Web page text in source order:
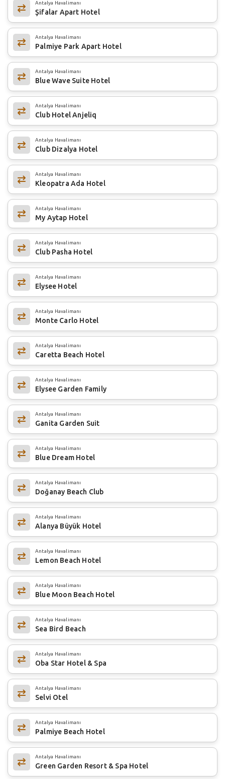
Antalya Havalimanı
Şifalar Apart Hotel
Antalya Havalimanı
Palmiye Park Apart Hotel
Antalya Havalimanı
Blue Wave Suite Hotel
Antalya Havalimanı
Club Hotel Anjeliq
Antalya Havalimanı
Club Dizalya Hotel
Antalya Havalimanı
Kleopatra Ada Hotel
Antalya Havalimanı
My Aytap Hotel
Antalya Havalimanı
Club Pasha Hotel
Antalya Havalimanı
Elysee Hotel
Antalya Havalimanı
Monte Carlo Hotel
Antalya Havalimanı
Caretta Beach Hotel
Antalya Havalimanı
Elysee Garden Family
Antalya Havalimanı
Ganita Garden Suit
Antalya Havalimanı
Blue Dream Hotel
Antalya Havalimanı
Doğanay Beach Club
Antalya Havalimanı
Alanya Büyük Hotel
Antalya Havalimanı
Lemon Beach Hotel
Antalya Havalimanı
Blue Moon Beach Hotel
Antalya Havalimanı
Sea Bird Beach
Antalya Havalimanı
Oba Star Hotel & Spa
Antalya Havalimanı
Selvi Otel
Antalya Havalimanı
Palmiye Beach Hotel
Antalya Havalimanı
Green Garden Resort & Spa Hotel